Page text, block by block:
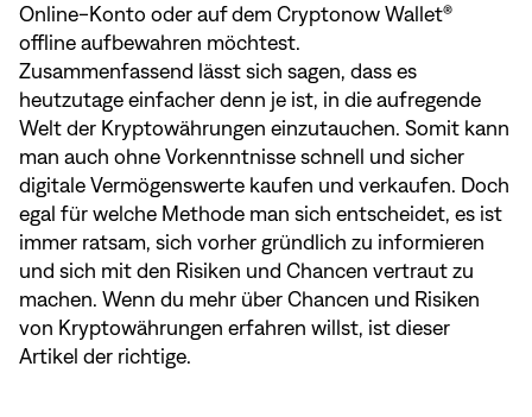
Online-Konto oder auf dem Cryptonow Wallet®
offline aufbewahren möchtest.
Zusammenfassend lässt sich sagen, dass es
heutzutage einfacher denn je ist, in die aufregende
Welt der Kryptowährungen einzutauchen. Somit kann
man auch ohne Vorkenntnisse schnell und sicher
digitale Vermögenswerte kaufen und verkaufen. Doch
egal für welche Methode man sich entscheidet, es ist
immer ratsam, sich vorher gründlich zu informieren
und sich mit den Risiken und Chancen vertraut zu
machen. Wenn du mehr über Chancen und Risiken
von Kryptowährungen erfahren willst, ist dieser
Artikel der richtige.